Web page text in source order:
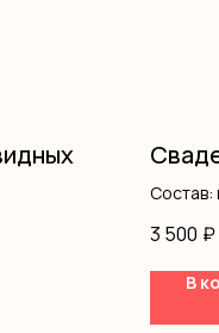
Состав:
3 500 ₽
В